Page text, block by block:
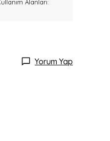
Alanları:
Yorum Yap